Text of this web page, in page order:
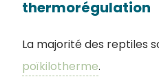
thermorégulation
La majorité des reptiles
poïkilotherme.